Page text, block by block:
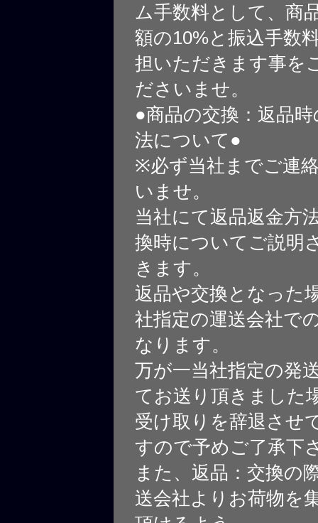
ム手数料として、商
額の10%と振込手数
担いただきます事を
ださいませ。
●商品の交換：返品
法について●
※必ず当社までご連
いませ。
当社にて返品返金方
換時についてご説明
きます。
返品や交換となった
社指定の運送会社で
なります。
万が一当社指定の発
てお送り頂きました
受け取りを辞退させ
すので予めご了承下
また、返品：交換の
送会社よりお荷物を